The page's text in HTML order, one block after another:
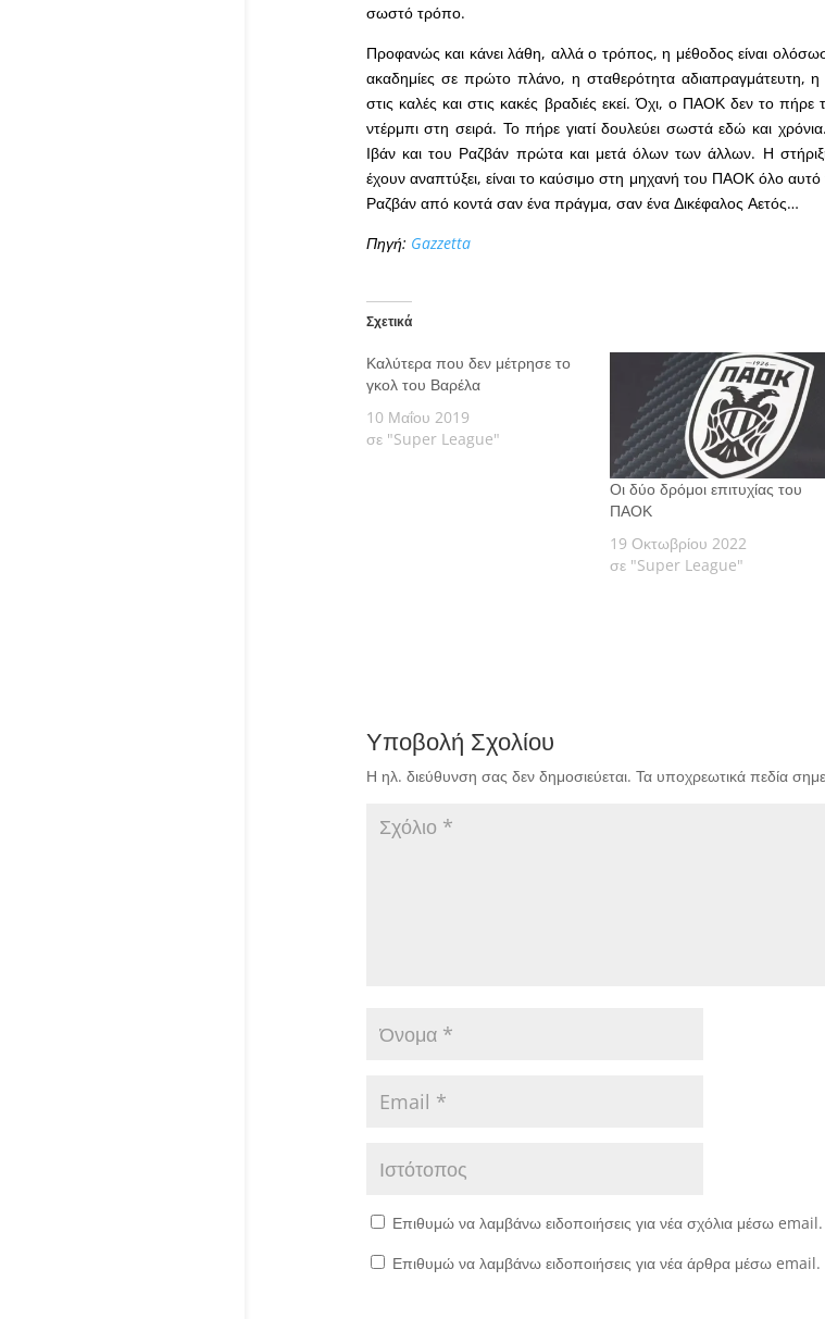
σωστό τρόπο.
Προφανώς και κάνει λάθη, αλλά ο τρόπος, η μέθοδος είναι
ακαδημίες σε πρώτο πλάνο, η σταθερότητα αδιαπραγμάτευτη,
στις καλές και στις κακές βραδιές εκεί. Όχι, ο ΠΑΟΚ δεν το
ντέρμπι στη σειρά. Το πήρε γιατί δουλεύει σωστά εδώ και χρόνια.
Ιβάν και του Ραζβάν πρώτα και μετά όλων των άλλων. Η
έχουν αναπτύξει, είναι το καύσιμο στη μηχανή του ΠΑΟΚ όλο
Ραζβάν από κοντά σαν ένα πράγμα, σαν ένα Δικέφαλος Αετός…
Πηγή: Gazzetta
Σχετικά
Καλύτερα που δεν μέτρησε το
γκολ του Βαρέλα
10 Μαΐου 2019
σε "Super League"
Οι δύο δρόμοι επιτυχίας του
ΠΑΟΚ
19 Οκτωβρίου 2022
σε "Super League"
Υποβολή Σχολίου
Η ηλ. διεύθυνση σας δεν δημοσιεύεται. Τα υποχρεωτικά πεδία
Επιθυμώ να λαμβάνω ειδοποιήσεις για νέα σχόλια μέσω email.
Επιθυμώ να λαμβάνω ειδοποιήσεις για νέα άρθρα μέσω email.